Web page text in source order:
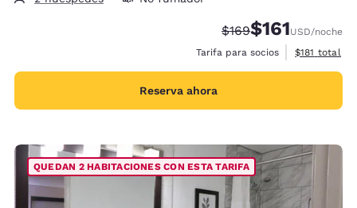
Tarifa tachada:
$169Tarifa reducida:
$161USD/noche
Tarifa para socios
Ver detalles
$181 total
Reserva ahora
QUEDAN 2 HABITACIONES CON ESTA TARIFA